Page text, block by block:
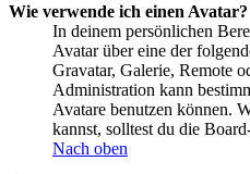
Wie verwende ich einen Avatar?
In deinem persönlichen
Avatar über eine der
Gravatar, Galerie, Remote
Administration kann
Avatare benutzen können.
kannst, solltest du die
Nach oben